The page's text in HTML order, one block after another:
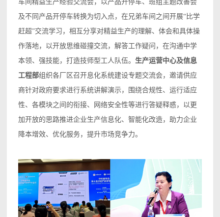
车间精益生产经验交流会，以产品开停车、班组主题改善会
及不同产品开停车转换为切入点，在兄弟车间之间开展“比学
赶超”交流学习，相互分享对精益生产的理解、体会和具体操
作落地，以开放思维碰撞交流，解答工作疑问，在沟通中学
本领、强技能，打造技师型工人队伍。 生产运营中心及信息
工程部组织各厂区召开息化系统建设专题交流会，邀请供应
商针对政府要求进行系统讲解演示，围绕合规性、运行适应
性、各模块之间的衔接、网络安全性等进行答疑释惑，以更
加开放的思路推进企业生产信息化、智能化改造，助力企业
降本增效、优化服务，提升市场竞争力。